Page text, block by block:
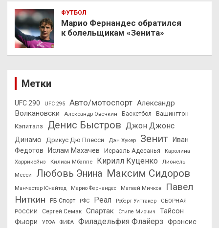
ФУТБОЛ
Марио Фернандес обратился
к болельщикам «Зенита»
Метки
UFC 290 UFC 295 Авто/мотоспорт Александр
Волкановски
Александр Овечкин Баскетбол
Вашингтон
Кэпиталз
Денис Быстров Джон Джонс
Динамо Дрикус Дю Плесси Дэн Хукер Зенит
Иван
Федотов
Ислам Махачев Исраэль Адесанья
Каролина
Харрикейнз
Килиан Мбаппе Кирилл Куценко
Лионель
Месси
Любовь Энина Максим Сидоров
Манчестер Юнайтед Марио Фернандес Матвей Мичков
Павел
Ниткин
РБ Спорт РФС Реал Роберт Уиттакер
СБОРНАЯ
РОССИИ
Сергей Семак Спартак Стипе Миочич
Тайсон
Фьюри
УЕФА ФИФА Филадельфия Флайерз Фрэнсис